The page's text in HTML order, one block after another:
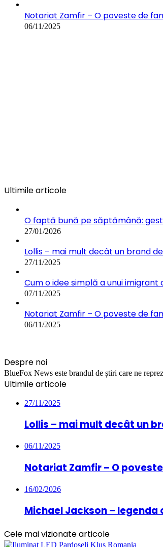
Notariat Zamfir – O poveste de
06/11/2025
Ultimile articole
O faptă bună pe săptămână:
27/01/2026
Lollis – mai mult decât un brand
27/11/2025
Cum o idee simplă a unui
07/11/2025
Notariat Zamfir – O poveste de
06/11/2025
Despre noi
BlueFox News este brandul de știri care ne
Ultimile articole
27/11/2025
Lollis – mai mult decât un
06/11/2025
Notariat Zamfir – O
16/02/2026
Michael Jackson –
Cele mai vizionate articole